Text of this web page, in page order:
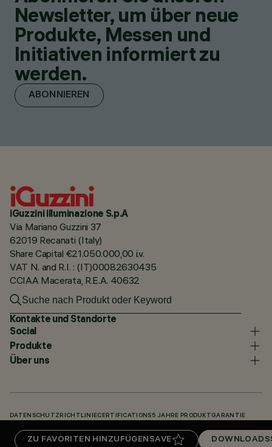
ZU FAVORITEN HINZUFÜGEN SAVE DOWNLOADS
Newsletter, um über neue
Produkte, Messen und
Initiativen informiert zu
werden.
ABONNIEREN
iGuzzini illuminazione S.p.A
Via Mariano Guzzini 37
62019 Recanati (Italy)
Share Capital €21.050.000,00 i.v.
VAT N. and R.I. : (IT)00082630435
CCIAA Macerata, R.E.A. 40632
Kontakte und Standorte
Social
Produkte
Über uns
DATENSCHUTZRICHTLINIECERTIFICATIONS 5 JAHRE PRODUKTGARANTIE
UNSERE CODES KNOWLEDGE BASE (LOGIN REQUIRED) DOWNLOADS